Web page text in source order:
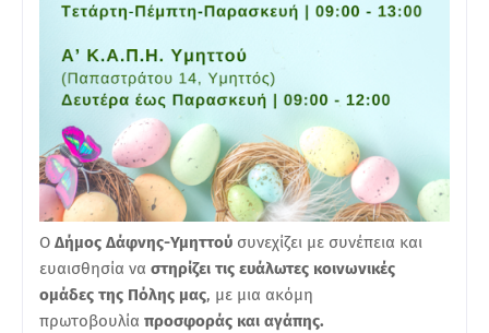
Ο Δήμος Δάφνης-Υμηττού συνεχίζει με συνέπεια και
ευαισθησία να στηρίζει τις ευάλωτες κοινωνικές
ομάδες της Πόλης μας, με μια ακόμη
πρωτοβουλία προσφοράς και αγάπης.